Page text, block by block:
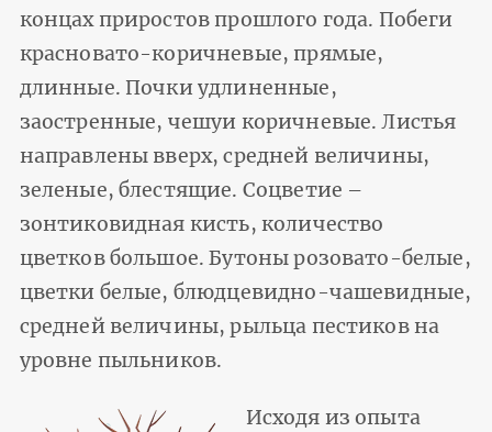
концах приростов прош­лого года. Побеги
красновато-коричневые, прямые,
длинные. Почки удлиненные,
заостренные, чешуи коричневые. Листья
направлены вверх, средней величины,
зеленые, блестящие. Соцветие –
зонтиковидная кисть, количество
цветков большое. Буто­ны розовато-белые,
цветки белые, блюдцевидно-чашевидные,
средней вели­чины, рыльца пестиков на
уровне пыльников.
Исходя из опыта